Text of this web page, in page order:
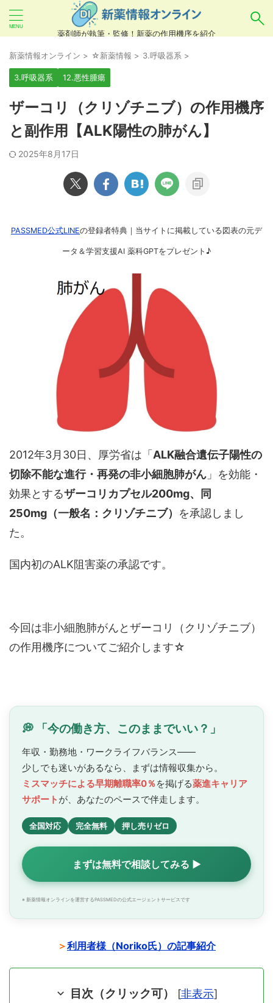
薬剤師が執筆・監修！新薬の作用機序を紹介
あいまい検索（例：ひらがな、誤字）には対応し
ていませんので、製品名・一般名・キーワードな
どをカタカナでご入力ください。
良い例：テセントリク
悪い例：てせんとりく テセンタリク
新薬情報オンライン > ☆新薬情報 > 3.呼吸器系 >
3.呼吸器系 12.悪性腫瘍
ザーコリ（クリゾチニブ）の作用機序
と副作用【ALK陽性の肺がん】
2025年8月17日
PASSMED公式LINEの登録者特典｜当サイトに掲載している図表の元デ
ータ＆学習支援AI 薬科GPTをプレゼント♪
2012年3月30日、厚労省は「ALK融合遺伝子陽性の
切除不能な進行・再発の非小細胞肺がん 」を効能・
効果とするザーコリカプセル200mg、同
250mg（一般名：クリゾチニブ） を承認しまし
た。
国内初のALK阻害薬の承認です。
今回は非小細胞肺がんとザーコリ（クリゾチニブ）
の作用機序についてご紹介します☆
💭 「今の働き方、このままでいい？」
年収・勤務地・ワークライフバランス——
少しでも迷いがあるなら、まずは情報収集から。
ミスマッチによる早期離職率0％を掲げる薬進キャリア
サポート が、あなたのペースで伴走します。
全国対応 完全無料 押し売りゼロ
まずは無料で相談してみる ▶
※ 新薬情報オンラインを運営するPASSMEDの公式エージェントサービスです
＞利用者様（Noriko氏）の記事紹介
目次（クリック可） [非表示]